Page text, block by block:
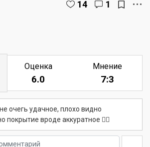
14 1
Оценка
6.0
Мнение
7:3
очегь удачное, плохо видно
покрытие вроде аккуратное 👍🏼